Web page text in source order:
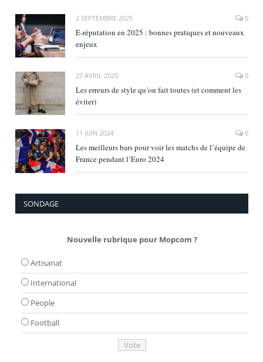
2 SEPTEMBRE 2025 0
E‑réputation en 2025 : bonnes pratiques et nouveaux
enjeux
27 AVRIL 2025 0
Les erreurs de style qu’on fait toutes (et comment les
éviter)
11 JUIN 2024 0
Les meilleurs bars pour voir les matchs de l’équipe de
France pendant l’Euro 2024
SONDAGE
Nouvelle rubrique pour Mopcom ?
Artisanat
International
People
Football